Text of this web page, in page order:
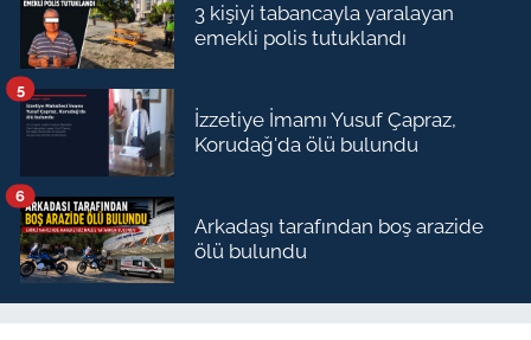
3 kişiyi tabancayla yaralayan
emekli polis tutuklandı
İzzetiye İmamı Yusuf Çapraz,
Korudağ'da ölü bulundu
5
Arkadaşı tarafından boş arazide
ölü bulundu
6